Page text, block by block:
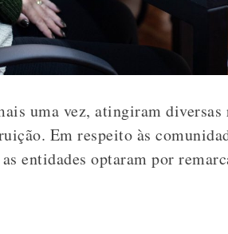
uma vez, atingiram diversas
Em respeito às
entidades optaram por